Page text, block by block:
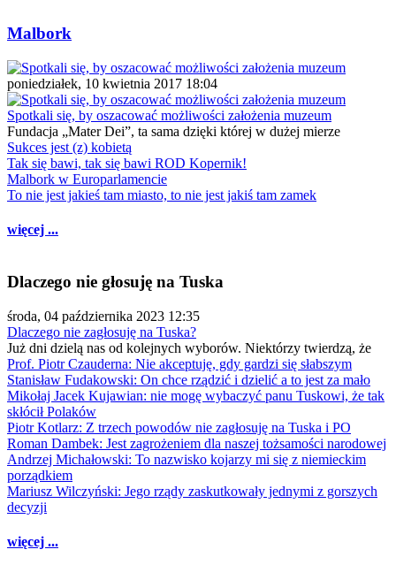
Malbork
poniedziałek, 10 kwietnia 2017 18:04
Spotkali się, by oszacować możliwości założenia muzeum
Fundacja „Mater Dei”, ta sama dzięki której w dużej mierze
Sukces jest (z) kobietą
Tak się bawi, tak się bawi ROD Kopernik!
Malbork w Europarlamencie
To nie jest jakieś tam miasto, to nie jest jakiś tam zamek
więcej ...
Dlaczego nie głosuję na Tuska
środa, 04 października 2023 12:35
Dlaczego nie zagłosuję na Tuska?
Już dni dzielą nas od kolejnych wyborów. Niektórzy twierdzą, że
Prof. Piotr Czauderna: Nie akceptuję, gdy gardzi się słabszym
Stanisław Fudakowski: On chce rządzić i dzielić a to jest za mało
Mikołaj Jacek Kujawian: nie mogę wybaczyć panu Tuskowi, że tak
skłócił Polaków
Piotr Kotlarz: Z trzech powodów nie zagłosuję na Tuska i PO
Roman Dambek: Jest zagrożeniem dla naszej tożsamości narodowej
Andrzej Michałowski: To nazwisko kojarzy mi się z niemieckim
porządkiem
Mariusz Wilczyński: Jego rządy zaskutkowały jednymi z gorszych
decyzji
więcej ...